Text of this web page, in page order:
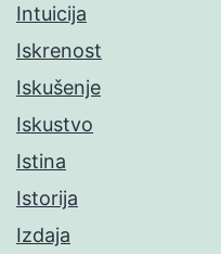
Intuicija
Iskrenost
Iskušenje
Iskustvo
Istina
Istorija
Izdaja